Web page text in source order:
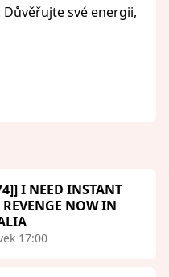
své energii,
I NEED INSTANT
REVENGE NOW IN
17:00